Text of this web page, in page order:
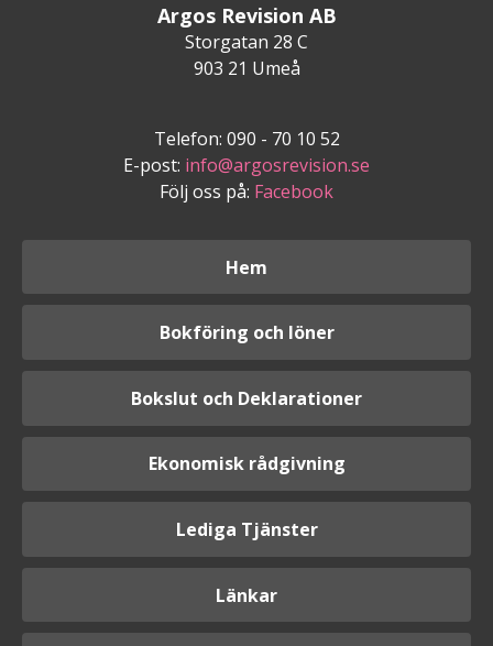
Argos Revision AB
Storgatan 28 C
903 21 Umeå
Telefon: 090 - 70 10 52
E-post: info@argosrevision.se
Följ oss på: Facebook
Hem
Bokföring och löner
Bokslut och Deklarationer
Ekonomisk rådgivning
Lediga Tjänster
Länkar